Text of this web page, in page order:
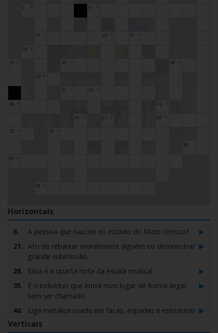
6 9
21 24 25
28
33 35 40
43
51 53
58 63
66 67 69
72 74
86
87
98
Horizontais
6. A pessoa que nasceu no estado do Mato Grosso? ▶
21. Ato de rebaixar moralmente alguém ou demonstrar
grande submissão.
▶
28. Essa é a quarta nota da escala musical. ▶
35.
É o indivíduo que entra num lugar de forma ilegal
sem ser chamado
▶
40.
Liga metálica usada em facas, espadas e estruturas
de prédios.
▶
Verticais